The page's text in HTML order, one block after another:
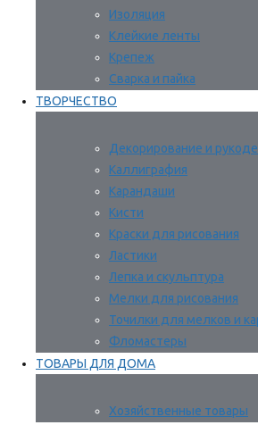
Изоляция
Клейкие ленты
Крепеж
Сварка и пайка
ТВОРЧЕСТВО
Декорирование и
Каллиграфия
Карандаши
Кисти
Краски для рисования
Ластики
Лепка и скульптура
Мелки для рисования
Точилки для мелков и
Фломастеры
ТОВАРЫ ДЛЯ ДОМА
Хозяйственные товары